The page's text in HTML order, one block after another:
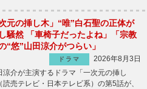
次元の挿し木」“唯”白石聖の正体が
騒然 「車椅子だったよね」「宗教
“悠”山田涼介がつらい」
ドラマ
2026年8月3日
介が主演するドラマ「一次元の挿し
読売テレビ・日本テレビ系）の第5話が、